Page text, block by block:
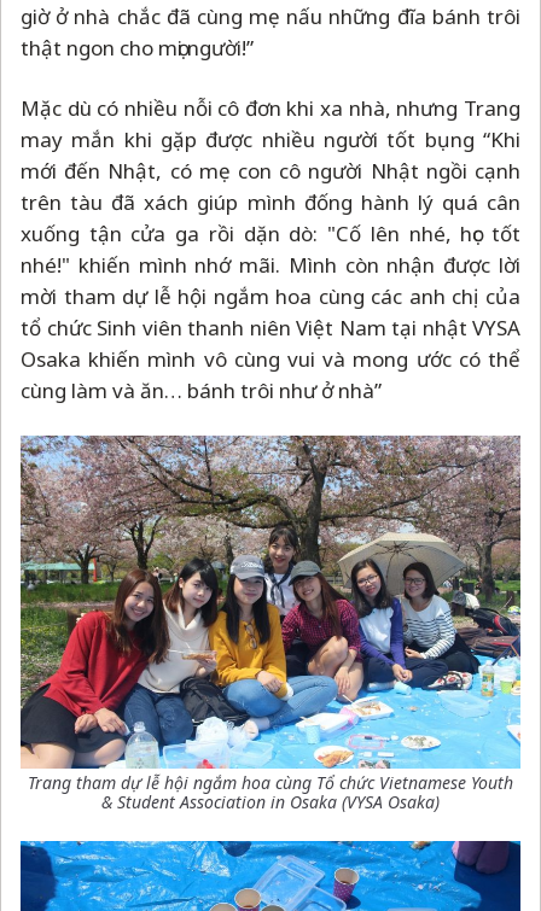
giờ ở nhà chắc đã cùng mẹ nấu những đĩa bánh trôi
thật ngon cho mọi người!”
Mặc dù có nhiều nỗi cô đơn khi xa nhà, nhưng Trang
may mắn khi gặp được nhiều người tốt bụng “Khi
mới đến Nhật, có mẹ con cô người Nhật ngồi cạnh
trên tàu đã xách giúp mình đống hành lý quá cân
xuống tận cửa ga rồi dặn dò: "Cố lên nhé, học tốt
nhé!" khiến mình nhớ mãi. Mình còn nhận được lời
mời tham dự lễ hội ngắm hoa cùng các anh chị của
tổ chức Sinh viên thanh niên Việt Nam tại nhật VYSA
Osaka khiến mình vô cùng vui và mong ước có thể
cùng làm và ăn… bánh trôi như ở nhà”
Trang tham dự lễ hội ngắm hoa cùng Tổ chức Vietnamese Youth
& Student Association in Osaka (VYSA Osaka)